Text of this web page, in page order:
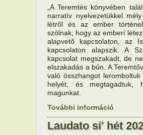
„A Teremtés könyvében
narratív nyelvezetükkel
létről és az ember
szólnak, hogy az emberi
alapvető kapcsolaton, az
kapcsolaton alapszik. A
kapcsolat megszakadt, de
elszakadás a bűn. A
való összhangot
helyét, és megtagadtuk,
magunkat.
További információ
Laudato si' hét